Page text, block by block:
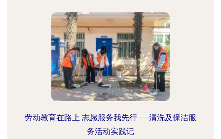
劳动教育在路上 志愿服务我先行——清洗及保洁服
务活动实践记